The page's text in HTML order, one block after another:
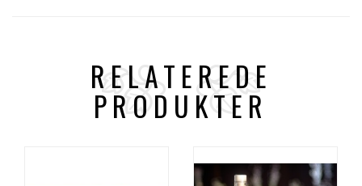
RELATEREDE
PRODUKTER